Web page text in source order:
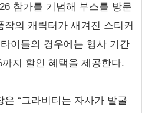
참가를 기념해 부스를 방문
의 캐릭터가 새겨진 스티커
이틀의 경우에는 행사 기간
지 할인 혜택을 제공한다.
“그라비티는 자사가 발굴